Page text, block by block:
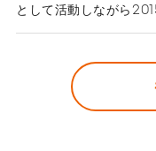
として活動しながら
卒業後の新しいチャレ
いて取材した。